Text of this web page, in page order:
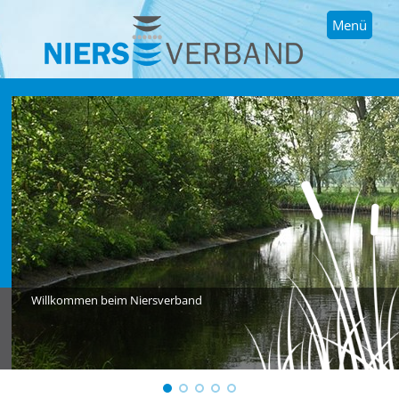
Menü
Willkommen beim Niersverband